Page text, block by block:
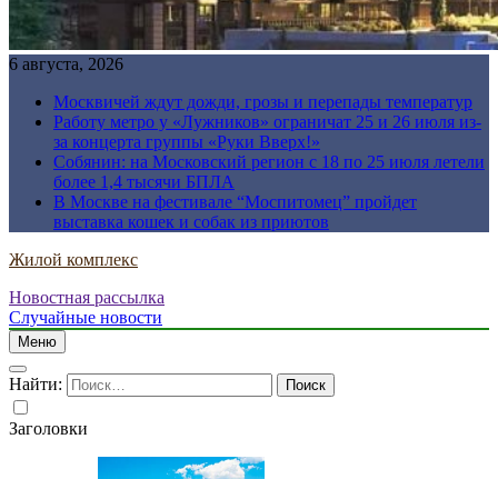
6 августа, 2026
Москвичей ждут дожди, грозы и перепады температур
Работу метро у «Лужников» ограничат 25 и 26 июля из-
за концерта группы «Руки Вверх!»
Собянин: на Московский регион с 18 по 25 июля летели
более 1,4 тысячи БПЛА
В Москве на фестивале “Моспитомец” пройдет
выставка кошек и собак из приютов
Жилой комплекс
Новостная рассылка
Случайные новости
Меню
Найти:
Заголовки